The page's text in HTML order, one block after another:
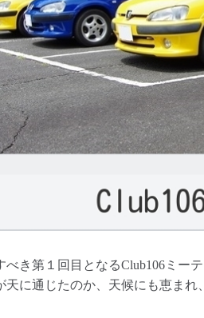
べき第１回目となるClub106ミー
天に通じたのか、天候にも恵まれ